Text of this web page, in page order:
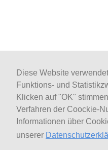
Diese Website
Funktions- und
Klicken auf "OK"
Verfahren der Coockie-
Informationen über
unserer